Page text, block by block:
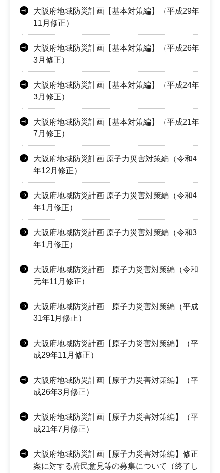
大阪府地域防災計画【基本対策編】（平成29年
11月修正）
大阪府地域防災計画【基本対策編】（平成26年
3月修正）
大阪府地域防災計画【基本対策編】（平成24年
3月修正）
大阪府地域防災計画【基本対策編】（平成21年
7月修正）
大阪府地域防災計画 原子力災害対策編（令和4
年12月修正）
大阪府地域防災計画 原子力災害対策編（令和4
年1月修正）
大阪府地域防災計画 原子力災害対策編（令和3
年1月修正）
大阪府地域防災計画 原子力災害対策編（令和
元年11月修正）
大阪府地域防災計画 原子力災害対策編（平成
31年1月修正）
大阪府地域防災計画【原子力災害対策編】（平
成29年11月修正）
大阪府地域防災計画【原子力災害対策編】（平
成26年3月修正）
大阪府地域防災計画【原子力災害対策編】（平
成21年7月修正）
大阪府地域防災計画【原子力災害対策編】修正
案に対する府民意見等の募集について（終了し